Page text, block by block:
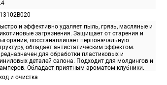
и эффективно удаляет пыль, грязь, масляные и
загрязнения. Защищает от старения и
восстанавливает первоначальную
обладает антистатическим эффектом.
для обработки пластиковых и
деталей салона. Подходит для молдингов и
Обладает приятным ароматом клубники.
и очистка